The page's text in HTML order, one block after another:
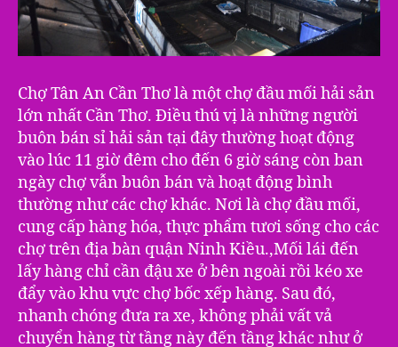
Chợ Tân An Cần Thơ là một chợ đầu mối hải sản
lớn nhất Cần Thơ. Điều thú vị là những người
buôn bán sỉ hải sản tại đây thường hoạt động
vào lúc 11 giờ đêm cho đến 6 giờ sáng còn ban
ngày chợ vẫn buôn bán và hoạt động bình
thường như các chợ khác. Nơi là chợ đầu mối,
cung cấp hàng hóa, thực phẩm tươi sống cho các
chợ trên địa bàn quận Ninh Kiều.,Mối lái đến
lấy hàng chỉ cần đậu xe ở bên ngoài rồi kéo xe
đẩy vào khu vực chợ bốc xếp hàng. Sau đó,
nhanh chóng đưa ra xe, không phải vất vả
chuyển hàng từ tầng này đến tầng khác như ở